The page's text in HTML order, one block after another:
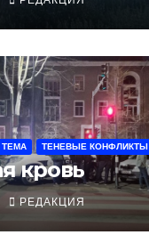
ТЕНЕВЫЕ КОНФЛИКТЫ
кровь
РЕДАКЦИЯ